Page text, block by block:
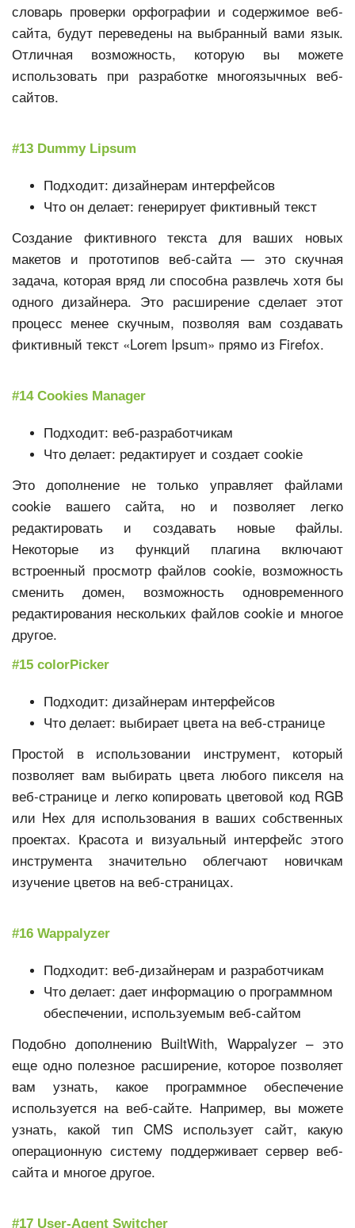
словарь проверки орфографии и содержимое веб-
сайта, будут переведены на выбранный вами язык.
Отличная возможность, которую вы можете
использовать при разработке многоязычных веб-
сайтов.
#13 Dummy Lipsum
Подходит: дизайнерам интерфейсов
Что он делает: генерирует фиктивный текст
Создание фиктивного текста для ваших новых
макетов и прототипов веб-сайта — это скучная
задача, которая вряд ли способна развлечь хотя бы
одного дизайнера. Это расширение сделает этот
процесс менее скучным, позволяя вам создавать
фиктивный текст «Lorem Ipsum» прямо из Firefox.
#14 Cookies Manager
Подходит: веб-разработчикам
Что делает: редактирует и создает cookie
Это дополнение не только управляет файлами
cookie вашего сайта, но и позволяет легко
редактировать и создавать новые файлы.
Некоторые из функций плагина включают
встроенный просмотр файлов cookie, возможность
сменить домен, возможность одновременного
редактирования нескольких файлов cookie и многое
другое.
#15 colorPicker
Подходит: дизайнерам интерфейсов
Что делает: выбирает цвета на веб-странице
Простой в использовании инструмент, который
позволяет вам выбирать цвета любого пикселя на
веб-странице и легко копировать цветовой код RGB
или Hex для использования в ваших собственных
проектах. Красота и визуальный интерфейс этого
инструмента значительно облегчают новичкам
изучение цветов на веб-страницах.
#16 Wappalyzer
Подходит: веб-дизайнерам и разработчикам
Что делает: дает информацию о программном
обеспечении, используемым веб-сайтом
Подобно дополнению BuiltWith, Wappalyzer – это
еще одно полезное расширение, которое позволяет
вам узнать, какое программное обеспечение
используется на веб-сайте. Например, вы можете
узнать, какой тип CMS использует сайт, какую
операционную систему поддерживает сервер веб-
сайта и многое другое.
#17 User-Agent Switcher